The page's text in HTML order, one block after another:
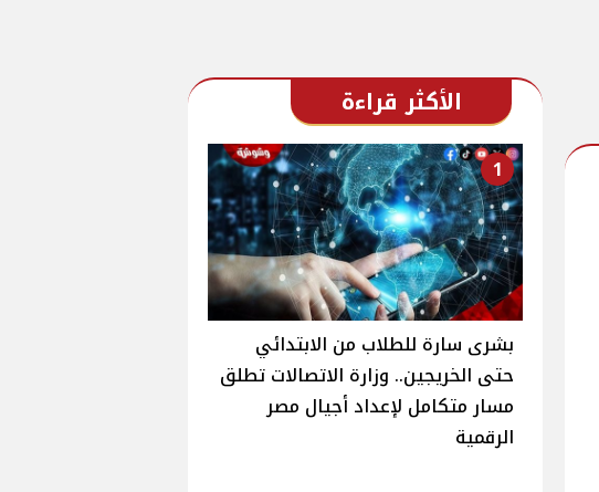
الأكثر قراءة
1
بشرى سارة للطلاب من الابتدائي
حتى الخريجين.. وزارة الاتصالات تطلق
مسار متكامل لإعداد أجيال مصر
الرقمية